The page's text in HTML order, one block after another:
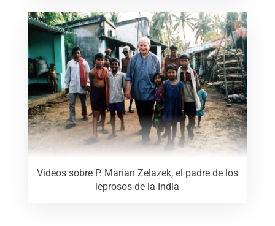
Videos sobre P. Marian Zelazek, el padre de los
leprosos de la India